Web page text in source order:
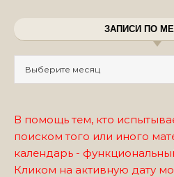
ЗАПИСИ ПО
В помощь тем, кто
поиском того или иного
календарь -
Кликом на активную дату